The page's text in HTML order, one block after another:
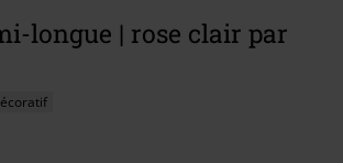
longue | rose clair par